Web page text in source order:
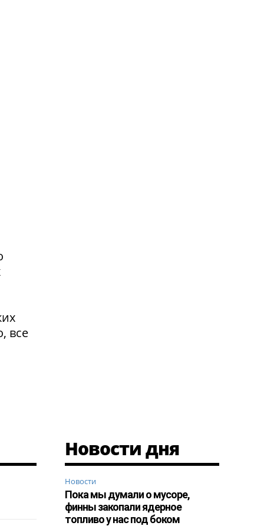
все
Новости дня
Новости
Пока мы думали о мусоре,
финны закопали ядерное
топливо у нас под боком